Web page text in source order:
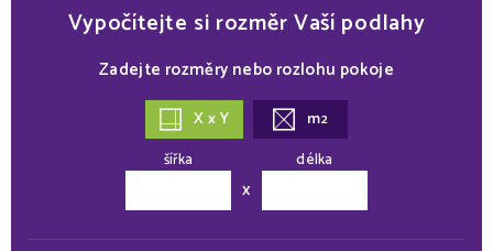
Vypočítejte si rozměr Vaší podlahy
Zadejte rozměry nebo rozlohu pokoje
X x Y m2
šířka
x
délka